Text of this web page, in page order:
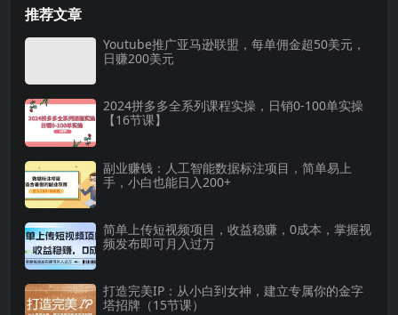
推荐文章
Youtube推广亚马逊联盟，每单佣金超50美元，
日赚200美元
2024拼多多全系列课程实操，日销0-100单实操
【16节课】
副业赚钱：人工智能数据标注项目，简单易上
手，小白也能日入200+
简单上传短视频项目，收益稳赚，0成本，掌握视
频发布即可月入过万
打造完美IP：从小白到女神，建立专属你的金字
塔招牌（15节课）